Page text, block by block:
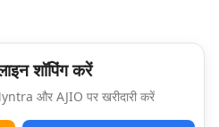
शॉपिंग करें
और AJIO पर खरीदारी करें